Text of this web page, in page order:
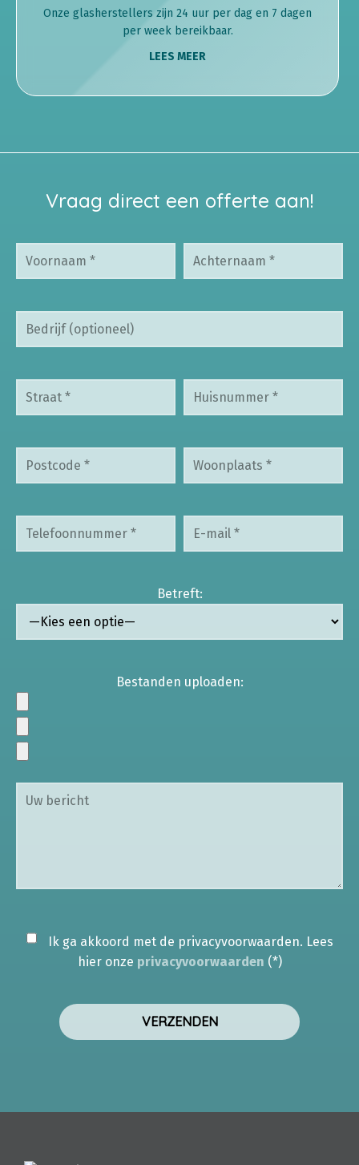
Onze glasherstellers zijn 24 uur per dag en 7 dagen
per week bereikbaar.
LEES MEER
Vraag direct een offerte aan!
Betreft:
Bestanden uploaden:
Ik ga akkoord met de privacyvoorwaarden. Lees
hier onze privacyvoorwaarden (*)